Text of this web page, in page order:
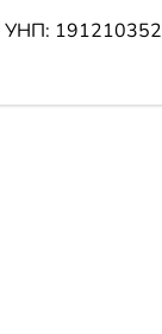
УНП: 191210352